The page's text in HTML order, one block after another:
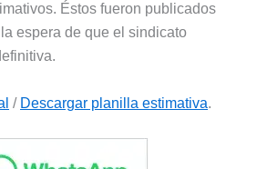
Éstos fueron publicados
espera de que el sindicato
/ Descargar planilla estimativa.